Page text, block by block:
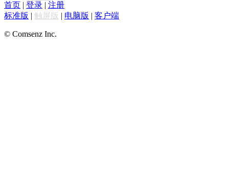
首页 | 登录 | 注册
标准版 | 触屏版 | 电脑版 | 客户端
© Comsenz Inc.